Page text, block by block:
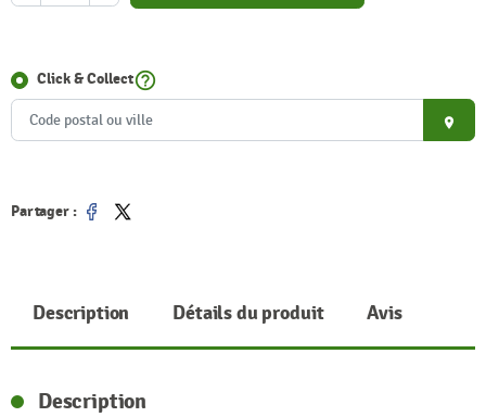
Click & Collecthelp_outline
place
Partager :
Partager
Tweet
Description Détails du produit Avis
Description